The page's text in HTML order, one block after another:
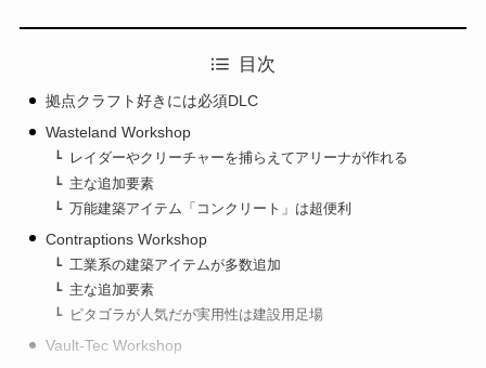
目次
拠点クラフト好きには必須DLC
Wasteland Workshop
レイダーやクリーチャーを捕らえてアリーナが作れる
主な追加要素
万能建築アイテム「コンクリート」は超便利
Contraptions Workshop
工業系の建築アイテムが多数追加
主な追加要素
ピタゴラが人気だが実用性は建設用足場
Vault-Tec Workshop